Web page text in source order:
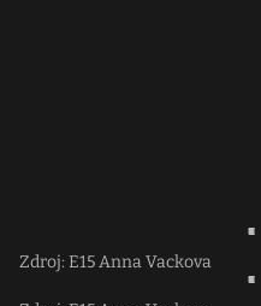
Zdroj: E15 Anna Vackova